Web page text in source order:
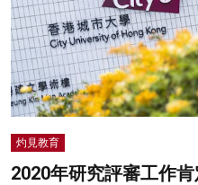
灼見教育
2020年研究評審工作